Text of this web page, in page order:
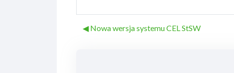
◀︎ Nowa wersja systemu CEL StSW